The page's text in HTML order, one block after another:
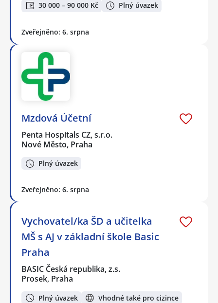
30 000 – 90 000 Kč Plný úvazek
Zveřejněno: 6. srpna
Mzdová Účetní
Penta Hospitals CZ, s.r.o.
Nové Město, Praha
Plný úvazek
Zveřejněno: 6. srpna
Vychovatel/ka ŠD a učitelka
MŠ s AJ v základní škole Basic
Praha
BASIC Česká republika, z.s.
Prosek, Praha
Plný úvazek
Vhodné také pro cizince